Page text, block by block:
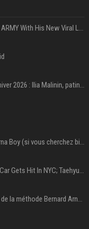
BTS' Jimin Goes Blonde, Shocks ARMY With His New Viral Look | Watch
Les stars attendues des Jeux d'hiver 2026 : Ilia Malinin, patinage artistique
Pourquoi Burna Boy s’appelle Burna Boy (si vous cherchez bien, il y a un indice sur la photo) ?
‘Accident’ Or ‘Intentional’: BTS V Car Gets Hit In NYC; Taehyung's Road Accident Sparks Concern Among Fans
LVMH : les secrets de l'empire et de la méthode Bernard Arnault